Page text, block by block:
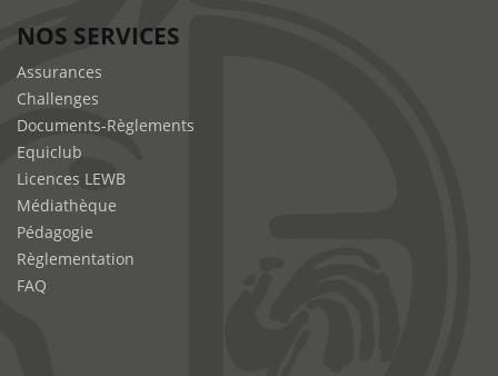
NOS SERVICES
Assurances
Challenges
Documents-Règlements
Equiclub
Licences LEWB
Médiathèque
Pédagogie
Règlementation
FAQ